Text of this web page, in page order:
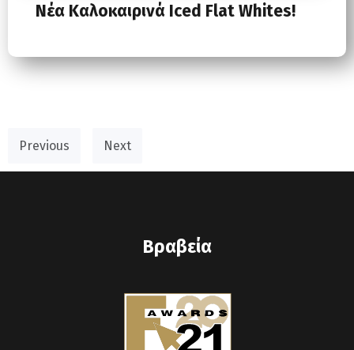
Nέα Kαλοκαιρινά Iced Flat Whites!
Previous Next
Βραβεία